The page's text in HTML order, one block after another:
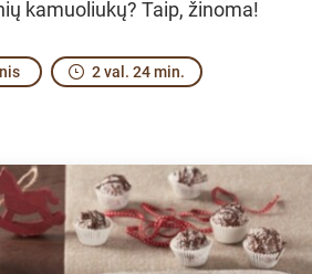
kamuoliukų? Taip, žinoma!
2 val. 24 min.